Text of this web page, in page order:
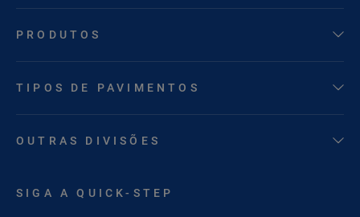
PRODUTOS
TIPOS DE PAVIMENTOS
OUTRAS DIVISÕES
SIGA A QUICK-STEP